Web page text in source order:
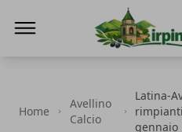
Home
Avellino
Calcio
Latina-
gennaio